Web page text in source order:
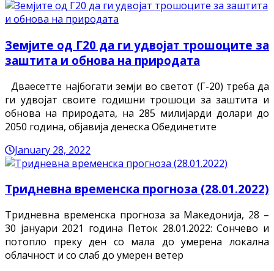
Земјите од Г20 да ги удвојат трошоците за
заштита и обнова на природата
Дваесетте најбогати земји во светот (Г-20) треба да
ги удвојат своите годишни трошоци за заштита и
обнова на природата, на 285 милијарди долари до
2050 година, објавија денеска Обединетите
January 28, 2022
Тридневна временска прогноза (28.01.2022)
Тридневна временска прогноза за Македонија, 28 –
30 јануари 2021 година Петок 28.01.2022: Сончево и
потопло преку ден со мала до умерена локална
облачност и со слаб до умерен ветер